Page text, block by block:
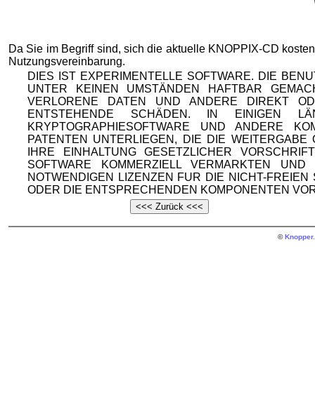
Da Sie im Begriff sind, sich die aktuelle KNOPPIX-CD
Nutzungsvereinbarung.
DIES IST EXPERIMENTELLE SOFTWARE. DIE
UNTER KEINEN UMSTÄNDEN HAFTBAR
VERLORENE DATEN UND ANDERE DIREKT
ENTSTEHENDE SCHÄDEN. IN EINIGEN
KRYPTOGRAPHIESOFTWARE UND ANDERE
PATENTEN UNTERLIEGEN, DIE DIE
IHRE EINHALTUNG GESETZLICHER
SOFTWARE KOMMERZIELL VERMARKTEN
NOTWENDIGEN LIZENZEN FUR DIE NICHT-
ODER DIE ENTSPRECHENDEN KOMPONENTEN
©